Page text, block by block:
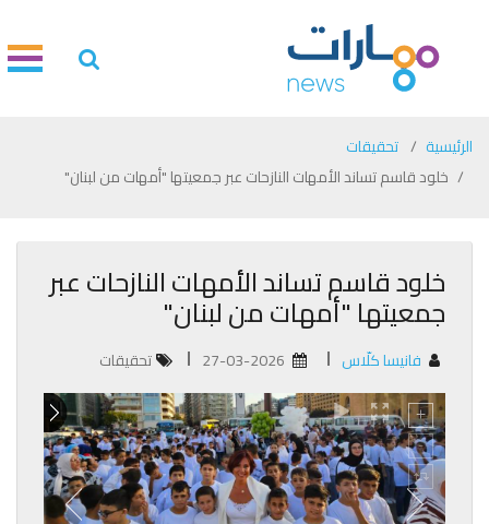
الرئيسية
تحقيقات
خلود قاسم تساند الأمهات النازحات عبر جمعيتها "أمهات من لبنان"
خلود قاسم تساند الأمهات النازحات عبر
جمعيتها "أمهات من لبنان"
فانيسا كلّاس تحقيقات